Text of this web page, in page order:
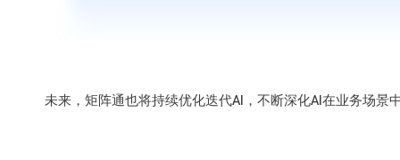
未来，矩阵通也将持续优化迭代AI，不断深化AI在业务场